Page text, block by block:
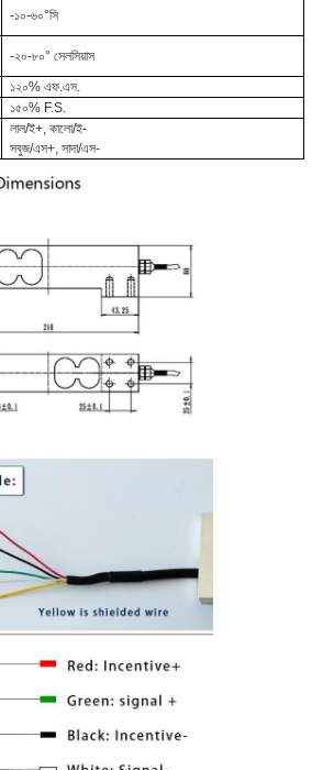
-১০-৬০°সি
-২০-৮০° সেলসিয়াস
১২০% এফ.এস.
১৫০% F.S.
লাল/ই+, কালো/ই-
সবুজ/এস+, সাদা/এস-